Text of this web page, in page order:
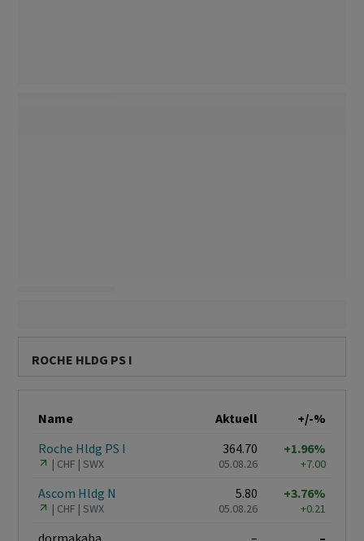
ROCHE HLDG PS I
Name Aktuell
+/-%
Roche Hldg PS I
CHF SWX
364.70
05.08.26
+1.96%
+7.00
Ascom Hldg N
CHF SWX
5.80
05.08.26
+3.76%
+0.21